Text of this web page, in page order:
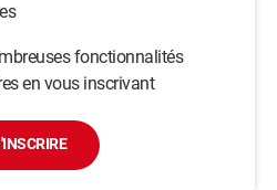
fonctionnalités
en vous inscrivant